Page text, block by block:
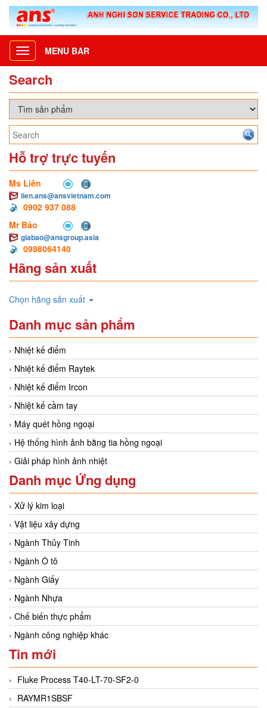
Toggle
navigation
MENU BAR
Search
Hỗ trợ trực tuyến
Ms Liên
lien.ans@ansvietnam.com
0902 937 088
Mr Bảo
giabao@ansgroup.asia
0988064140
Hãng sản xuất
Chọn hãng sản xuất
Danh mục sản phẩm
Nhiệt kế điểm
Nhiệt kế điểm Raytek
Nhiệt kế điểm Ircon
Nhiệt kế cầm tay
Máy quét hồng ngoại
Hệ thống hình ảnh bằng tia hồng ngoại
Giải pháp hình ảnh nhiệt
Danh mục Ứng dụng
Xử lý kim loại
Vật liệu xây dựng
Ngành Thủy Tinh
Ngành Ô tô
Ngành Giấy
Ngành Nhựa
Chế biến thực phẩm
Ngành công nghiệp khác
Tin mới
Fluke Process T40-LT-70-SF2-0
RAYMR1SBSF